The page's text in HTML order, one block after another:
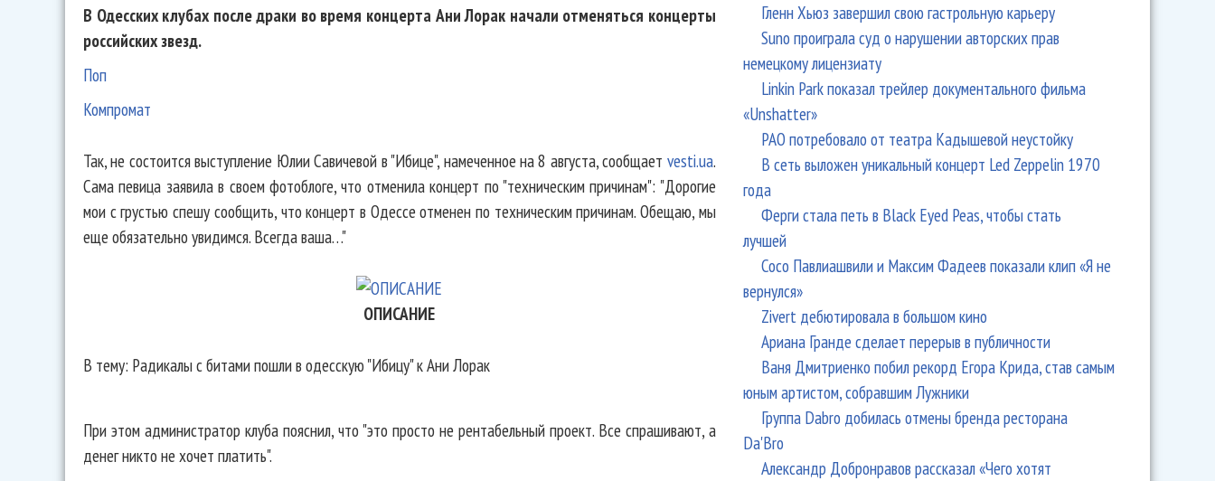
В Одесских клубах после драки во время концерта Ани Лорак начали отменяться концерты
российских звезд.
Поп
Компромат
Так, не состоится выступление Юлии Савичевой в "Ибице", намеченное на 8 августа, сообщает vesti.ua.
Сама певица заявила в своем фотоблоге, что отменила концерт по "техническим причинам": "Дорогие
мои с грустью спешу сообщить, что концерт в Одессе отменен по техническим причинам. Обещаю, мы
еще обязательно увидимся. Всегда ваша…"
ОПИСАНИЕ
В тему: Радикалы с битами пошли в одесскую "Ибицу" к Ани Лорак
При этом администратор клуба пояснил, что "это просто не рентабельный проект. Все спрашивают, а
денег никто не хочет платить".
Гленн Хьюз завершил свою гастрольную карьеру
Suno проиграла суд о нарушении авторских прав
немецкому лицензиату
Linkin Park показал трейлер документального фильма
«Unshatter»
РАО потребовало от театра Кадышевой неустойку
В сеть выложен уникальный концерт Led Zeppelin 1970
года
Ферги стала петь в Black Eyed Peas, чтобы стать
лучшей
Сосо Павлиашвили и Максим Фадеев показали клип «Я не
вернулся»
Zivert дебютировала в большом кино
Ариана Гранде сделает перерыв в публичности
Ваня Дмитриенко побил рекорд Егора Крида, став самым
юным артистом, собравшим Лужники
Группа Dabro добилась отмены бренда ресторана
Da'Bro
Александр Добронравов рассказал «Чего хотят